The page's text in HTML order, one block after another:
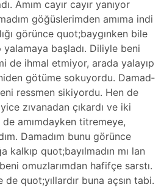
Amım cayır cayır yanıyor
göğüslerimden amıma indi
görünce quot;baygınken bile
başladı. Diliyle­ beni
de ihmal etmiyor, arada yalayıp
götüme sokuyordu. Damad­
ressmen sikiyordu. Hen de
zıvanadan çıkardı ve iki
amımdayken titremeye,
Damadı­m bunu görünce
quot;bayılmadın­ mı lan
omuzlarımdan hafifçe sarstı.
quot;yıllardır buna açsın tabi.